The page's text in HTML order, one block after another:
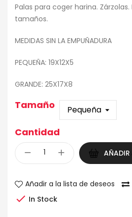
Palas para coger harina.
tamaños.
MEDIDAS SIN LA EMPUÑADURA
PEQUEÑA: 19X12X5
GRANDE: 25X17X8
Tamaño
Cantidad
AÑADIR
Añadir a la lista de deseos
 In Stock